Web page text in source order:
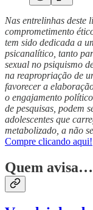
Nas entrelinhas
comprometimento
tem sido dedicada a
psicanalítico, tanto
sexual no psiquismo
na reapropriação de
favorecer a
o engajamento
de pesquisas, podem
adolescentes que
metabolizado, a não
Compre clicando aqui!
Quem